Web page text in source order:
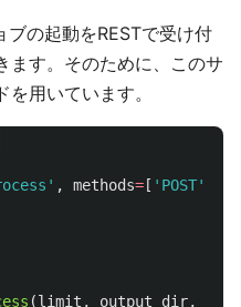
の起動をRESTで受け付
ます。そのために、このサ
用いています。
' , methods= [ ' POST'
(limit , output_dir,